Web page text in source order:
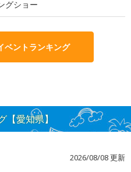
グショー
ベントランキング
【愛知県】
2026/08/08 更新